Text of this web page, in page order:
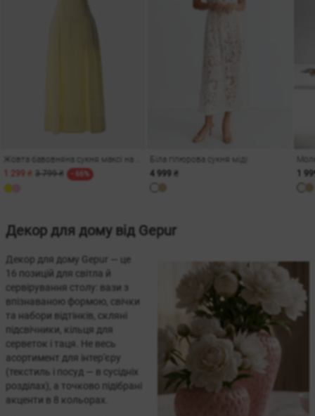
3 799 ₴ - 66%
Біла гіпюрова сукня міді
4 999 ₴
1
Декор для дому від Gepur
Декор для дому Gepur — це
16 позицій для світла й
сервірування столу: вази з
впізнаваною формою, свічки
та набори відтінків, скляні
підсвічники, кільця для
серветок і таця. Не весь
асортимент для інтер'єру
(текстиль і посуд — в сусідніх
розділах), а точково підібрані
акценти в 8 кольорах.